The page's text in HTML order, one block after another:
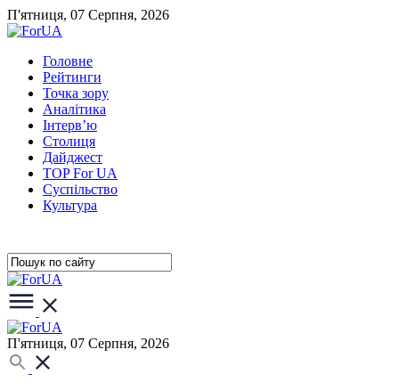
П'ятниця, 07 Серпня, 2026
Головне
Рейтинги
Точка зору
Аналітика
Інтерв’ю
Столиця
Дайджест
TOP For UA
Суспiльство
Культура
П'ятниця, 07 Серпня, 2026